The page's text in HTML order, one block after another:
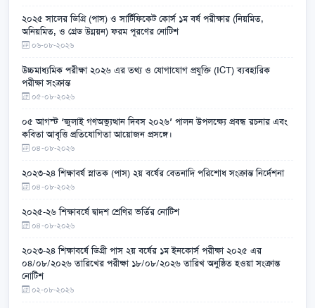
২০২৫ সালের ডিগ্রি (পাস) ও সার্টিফিকেট কোর্স ১ম বর্ষ পরীক্ষার (নিয়মিত,
অনিয়মিত, ও গ্রেড উন্নয়ন) ফরম পূরণের নোটিশ
০৬-০৮-২০২৬
উচ্চমাধ্যমিক পরীক্ষা ২০২৬ এর তথ্য ও যোগাযোগ প্রযুক্তি (ICT) ব্যবহারিক
পরীক্ষা সংক্রান্ত
০৫-০৮-২০২৬
০৫ আগস্ট ‘জুলাই গণঅভ্যুত্থান দিবস ২০২৬’ পালন উপলক্ষ্যে প্রবন্ধ রচনার এবং
কবিতা আবৃত্তি প্রতিযোগিতা আয়োজন প্রসঙ্গে।
০৪-০৮-২০২৬
২০২৩-২৪ শিক্ষাবর্ষ স্নাতক (পাস) ২য় বর্ষের বেতনাদি পরিশোধ সংক্রান্ত নির্দেশনা
০৪-০৮-২০২৬
২০২৫-২৬ শিক্ষাবর্ষে দ্বাদশ শ্রেণির ভর্তির নোটিশ
০৪-০৮-২০২৬
২০২৩-২৪ শিক্ষাবর্ষে ডিগ্রী পাস ২য় বর্ষের ১ম ইনকোর্স পরীক্ষা ২০২৫ এর
০৪/০৮/২০২৬ তারিখের পরীক্ষা ১৮/০৮/২০২৬ তারিখ অনুষ্ঠিত হওয়া সংক্রান্ত
নোটিশ
০২-০৮-২০২৬